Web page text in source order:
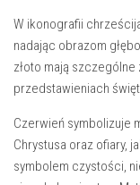
W ikonografii
nadając obrazom
złoto mają
przedstawieniach‌
Czerwień symbolizuje
Chrystusa oraz ofiary,
symbolem czystości,